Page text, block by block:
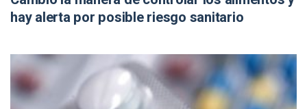
hay alerta por posible riesgo sanitario